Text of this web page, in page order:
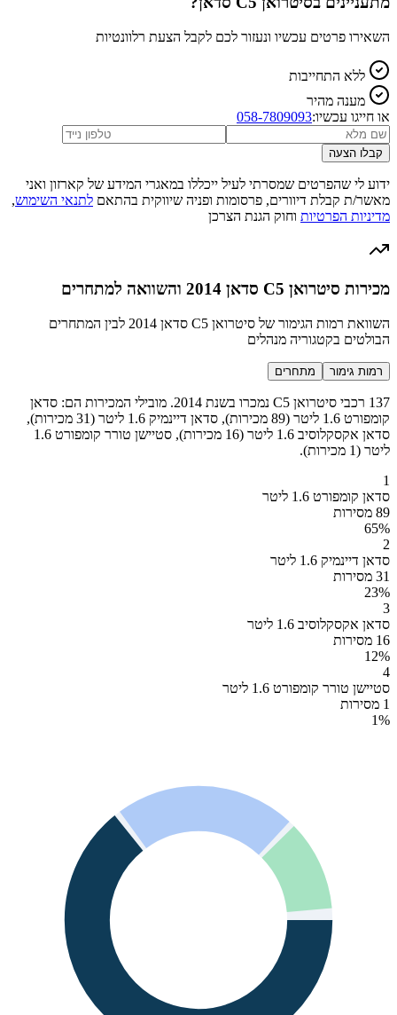
השאירו פרטים עכשיו ונעזור לכם לקבל הצעת רלוונטיות
ללא התחייבות
מענה מהיר
או חייגו עכשיו:058-7809093
קבלו הצעה
ידוע לי שהפרטים שמסרתי לעיל ייכללו במאגרי המידע של קארזון ואני
מאשר/ת קבלת דיוורים, פרסומות ופניה שיווקית בהתאם לתנאי השימוש,
מדיניות הפרטיות וחוק הגנת הצרכן
מכירות סיטרואן C5 סדאן 2014 והשוואה למתחרים
השוואת רמות הגימור של סיטרואן C5 סדאן 2014 לבין המתחרים
הבולטים בקטגוריה מנהלים
רמות גימור מתחרים
137 רכבי סיטרואן C5 נמכרו בשנת 2014. מובילי המכירות הם: סדאן
קומפורט 1.6 ליטר (89 מכירות), סדאן דיינמיק 1.6 ליטר (31 מכירות),
סדאן אקסקלוסיב 1.6 ליטר (16 מכירות), סטיישן טורר קומפורט 1.6
ליטר (1 מכירות).
1
סדאן קומפורט 1.6 ליטר
89 מסירות
65%
2
סדאן דיינמיק 1.6 ליטר
31 מסירות
23%
3
סדאן אקסקלוסיב 1.6 ליטר
16 מסירות
12%
4
סטיישן טורר קומפורט 1.6 ליטר
1 מסירות
1%